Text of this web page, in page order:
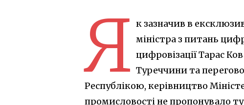
Я к зазначив в
міністра з питань
цифровізації Тарас
Туреччини та
Республікою, керівництво
промисловості не пропонувало